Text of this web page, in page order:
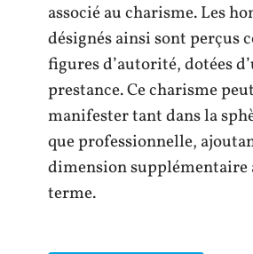
associé au charisme. Les
désignés ainsi sont perçus
figures d’autorité, dotées
prestance. Ce charisme
manifester tant dans la
que professionnelle,
dimension supplémentaire
terme.